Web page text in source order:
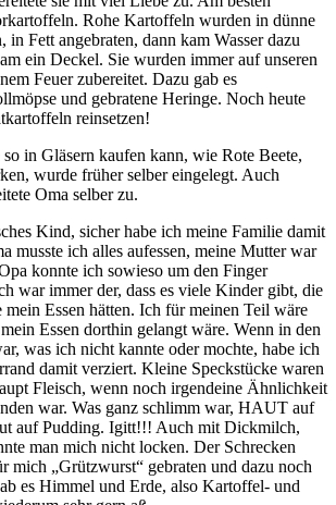
Rohe Kartoffeln wurden in dünne
in Fett angebraten, dann kam Wasser dazu
ein Deckel. Sie wurden immer auf unseren
Feuer zubereitet. Dazu gab es
und gebratene Heringe. Noch heute
reinsetzen!
in Gläsern kaufen kann, wie Rote Beete,
wurde früher selber eingelegt. Auch
Oma selber zu.
Kind, sicher habe ich meine Familie damit
musste ich alles aufessen, meine Mutter war
konnte ich sowieso um den Finger
war immer der, dass es viele Kinder gibt, die
Essen hätten. Ich für meinen Teil wäre
Essen dorthin gelangt wäre. Wenn in den
was ich nicht kannte oder mochte, habe ich
damit verziert. Kleine Speckstücke waren
Fleisch, wenn noch irgendeine Ähnlichkeit
war. Was ganz schlimm war, HAUT auf
auf Pudding. Igitt!!! Auch mit Dickmilch,
man mich nicht locken. Der Schrecken
mich
Grützwurst
gebraten und dazu noch
es Himmel und Erde, also Kartoffel- und